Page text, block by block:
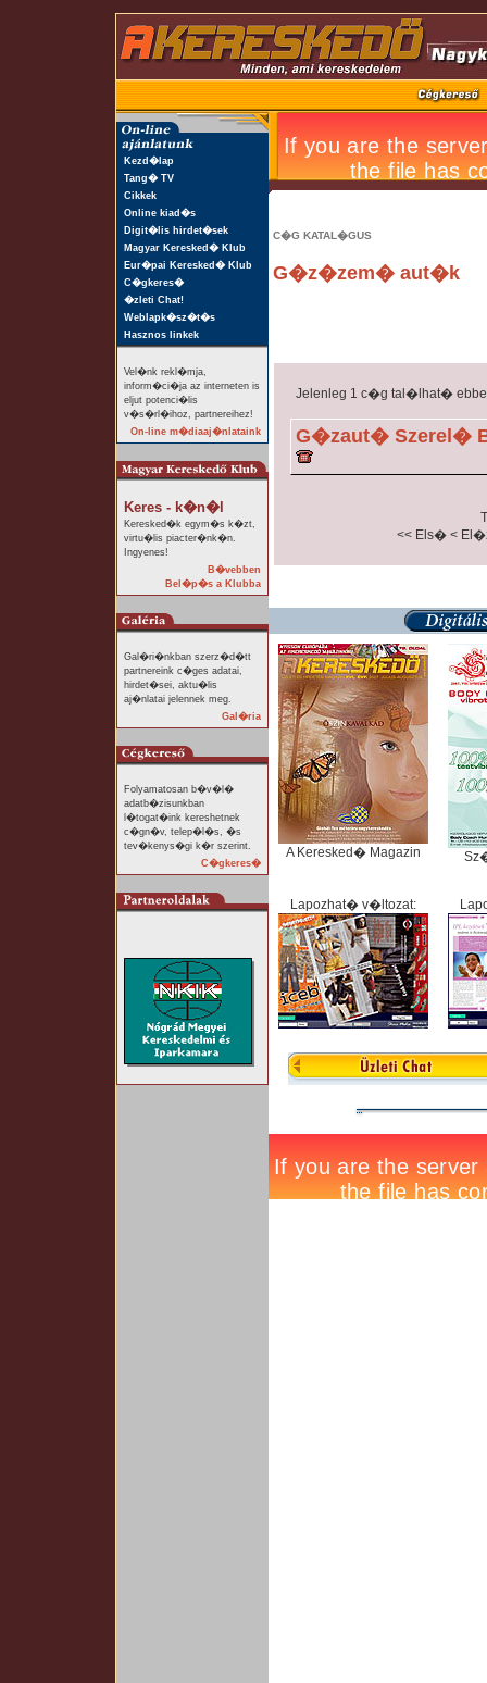
Kezd�lap
Tang� TV
Cikkek
Online kiad�s
Digit�lis hirdet�sek
Magyar Keresked� Klub
Eur�pai Keresked� Klub
C�gkeres�
�zleti Chat!
Weblapk�sz�t�s
Hasznos linkek
Vel�nk rekl�mja,
inform�ci�ja az interneten is
eljut potenci�lis
v�s�rl�ihoz, partnereihez!
On-line m�diaaj�nlataink
Keres - k�n�l
Keresked�k egym�s k�zt,
virtu�lis piacter�nk�n.
Ingyenes!
B�vebben
Bel�p�s a Klubba
Gal�ri�nkban szerz�d�tt
partnereink c�ges adatai,
hirdet�sei, aktu�lis
aj�nlatai jelennek meg.
Gal�ria
Folyamatosan b�v�l�
adatb�zisunkban
l�togat�ink kereshetnek
c�gn�v, telep�l�s, �s
tev�kenys�gi k�r szerint.
C�gkeres�
C�G KATAL�GUS
G�z�zem� aut�k
Jelenleg 1 c�g tal�lhat�
G�zaut� Szerel�
<< Els� <
A Keresked� Magazin
Lapozhat� v�ltozat: